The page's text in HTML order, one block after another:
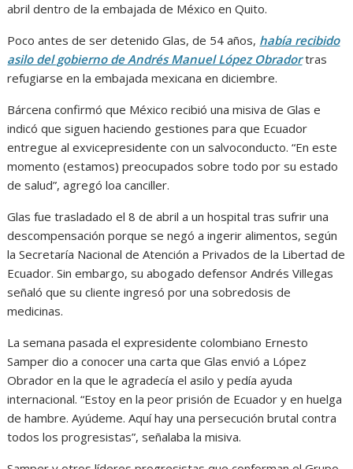
abril dentro de la embajada de México en Quito.
Poco antes de ser detenido Glas, de 54 años, había recibido
asilo del gobierno de Andrés Manuel López Obradortras
refugiarse en la embajada mexicana en diciembre.
Bárcena confirmó que México recibió una misiva de Glas e
indicó que siguen haciendo gestiones para que Ecuador
entregue al exvicepresidente con un salvoconducto. “En este
momento (estamos) preocupados sobre todo por su estado
de salud”, agregó loa canciller.
Glas fue trasladado el 8 de abril a un hospital tras sufrir una
descompensación porque se negó a ingerir alimentos, según
la Secretaría Nacional de Atención a Privados de la Libertad de
Ecuador. Sin embargo, su abogado defensor Andrés Villegas
señaló que su cliente ingresó por una sobredosis de
medicinas.
La semana pasada el expresidente colombiano Ernesto
Samper dio a conocer una carta que Glas envió a López
Obrador en la que le agradecía el asilo y pedía ayuda
internacional. “Estoy en la peor prisión de Ecuador y en huelga
de hambre. Ayúdeme. Aquí hay una persecución brutal contra
todos los progresistas”, señalaba la misiva.